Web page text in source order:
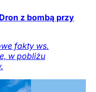
z bombą przy
fakty ws.
w pobliżu